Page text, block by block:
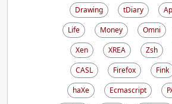
Drawing
tDiary
Life
Money Omni
Xen
XREA Zsh
CASL
Firefox Fink
haXe
Ecmascript